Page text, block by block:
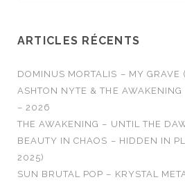
ARTICLES RÉCENTS
DOMINUS MORTALIS – MY GRAVE
ASHTON NYTE & THE AWAKENING
– 2026
THE AWAKENING – UNTIL THE
BEAUTY IN CHAOS – HIDDEN IN
2025)
SUN BRUTAL POP – KRYSTAL